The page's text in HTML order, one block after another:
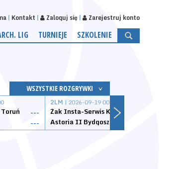
Kontakt Zaloguj się Zarejestruj konto
LIG TURNIEJE SZKOLENIE
WSZYSTKIE ROZGRYWKI
---
---
2LM | 2026-09-19 00:00
Żak Insta-Serwis Koszalin
Astoria II Bydgoszcz